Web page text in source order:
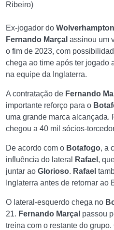
Ribeiro)
Ex-jogador do Wolverhampton
Fernando Marçal assinou um
o fim de 2023, com
chega ao time após ter jogado
na equipe da Inglaterra.
A contratação de Fernando
importante reforço para o
uma grande marca alcançada.
chegou a 40 mil sócios-
De acordo com o Botafogo, a
influência do lateral
Rafael ,
juntar ao Glorioso. Rafael
Inglaterra antes de retornar ao
O lateral-esquerdo chega no
21. Fernando Marçal passou
treina com o restante do